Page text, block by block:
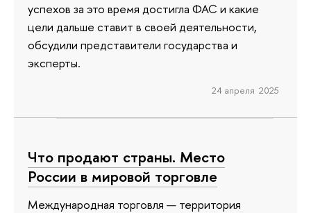
успехов за это время достигла ФАС и какие
цели дальше ставит в своей деятельности,
обсудили представители государства и
эксперты.
24 апреля 2025
Что продают страны. Место
России в мировой торговле
Международная торговля — территория